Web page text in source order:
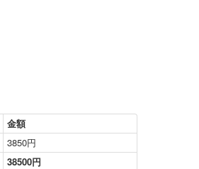
金額
3850円
38500円